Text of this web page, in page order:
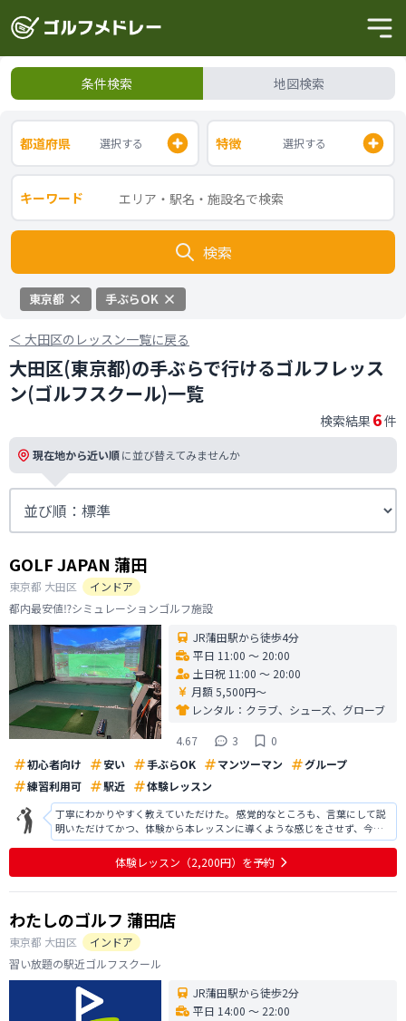
条件検索 地図検索
都道府県 選択する 特徴 選択する
キーワード
検索
東京都 手ぶらOK
＜ 大田区のレッスン一覧に戻る
大田区(東京都)の手ぶらで行けるゴルフレッス
ン(ゴルフスクール)一覧
検索結果 6件
現在地から近い順に並び替えてみませんか
GOLF JAPAN 蒲田
東京都 大田区
インドア
都内最安値⁉️シミュレーションゴルフ施設
JR蒲田駅から徒歩4分
平日 11:00 〜 20:00
土日祝 11:00 〜 20:00
月額 5,500円〜
レンタル： クラブ、シューズ、グローブ
4.67
3
0
初心者向け
安い 手ぶらOK マンツーマン
グループ
練習利用可
駅近 体験レッスン
丁寧にわかりやすく教えていただけた。 感覚的なところも、言葉にして説
明いただけてかつ、体験から本レッスンに導くような感じをさせず、今後
上手くなるために打ちっぱなしではこうしたらいいよというアドバイスを
いただけた。以前より格段に、飛ぶようになり、上達の兆しが見えた。入
会するかどうか真剣に検討中。値段も
体験レッスン （2,200円） を予約
わたしのゴルフ 蒲田店
東京都 大田区
インドア
習い放題の駅近ゴルフスクール
JR蒲田駅から徒歩2分
平日 14:00 〜 22:00